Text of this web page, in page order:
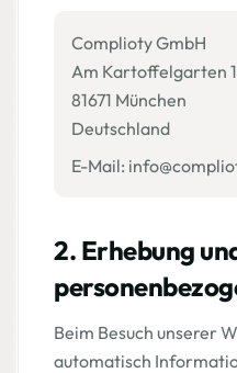
Complioty GmbH
Am Kartoffelgarten
81671 München
Deutschland
E-Mail:
2. Erhebung
Beim Besuch unserer
automatisch